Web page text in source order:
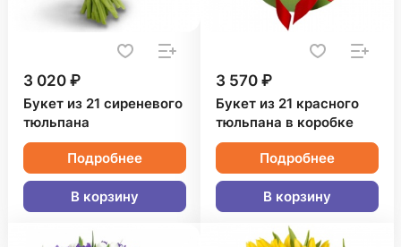
3 020 ₽
Букет из 21 сиреневого
тюльпана
Подробнее
В корзину
3 570 ₽
Букет из 21 красного
тюльпана в коробке
Подробнее
В корзину